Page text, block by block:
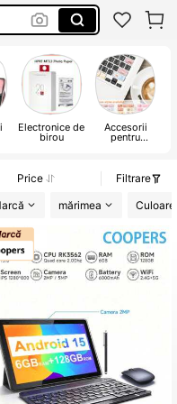
Electronice de
birou
Accesorii
pentru
Price
Filtrare
mărimea Culoare